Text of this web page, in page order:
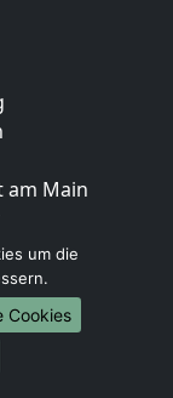
am Main
um die
Cookies